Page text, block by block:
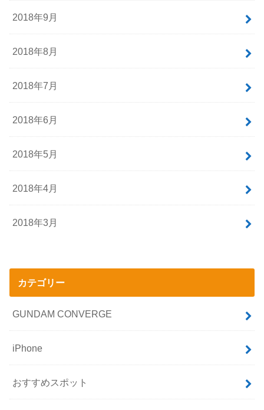
2018年9月
2018年8月
2018年7月
2018年6月
2018年5月
2018年4月
2018年3月
カテゴリー
GUNDAM CONVERGE
iPhone
おすすめスポット